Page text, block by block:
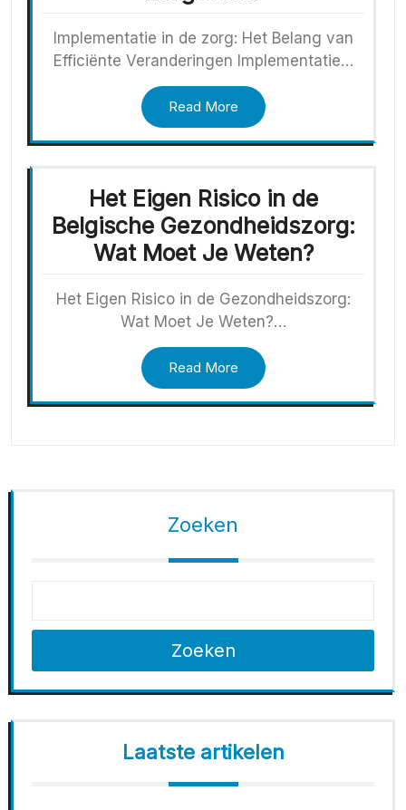
Implementatie in de zorg: Het Belang van
Efficiënte Veranderingen Implementatie…
Read More
Het Eigen Risico in de
Belgische Gezondheidszorg:
Wat Moet Je Weten?
Het Eigen Risico in de Gezondheidszorg:
Wat Moet Je Weten?…
Read More
Zoeken
Zoeken
Laatste artikelen